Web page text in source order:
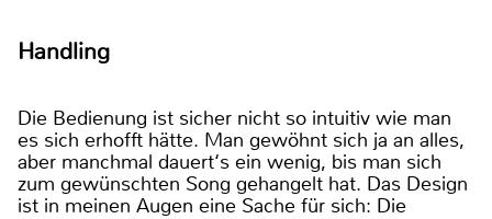
Handling
Die Bedienung ist sicher nicht so intuitiv wie man
es sich erhofft hätte. Man gewöhnt sich ja an alles,
aber manchmal dauert‘s ein wenig, bis man sich
zum gewünschten Song gehangelt hat. Das Design
ist in meinen Augen eine Sache für sich: Die